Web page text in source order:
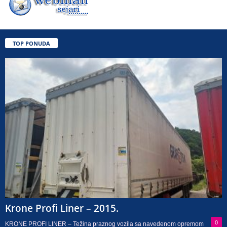
TOP PONUDA
Krone Profi Liner – 2015.
0
KRONE PROFI LINER – Težina praznog vozila sa navedenom opremom